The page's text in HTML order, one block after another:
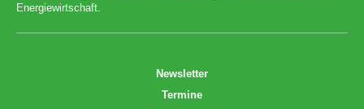
Energiewirtschaft.
Newsletter
Termine